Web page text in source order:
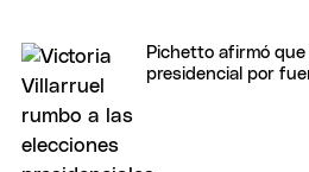
Pichetto afirmó
presidencial por